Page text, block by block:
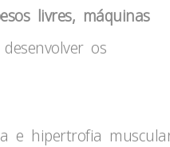
livres, máquinas
os
e hipertrofia